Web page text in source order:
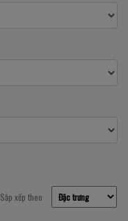
Sắp xếp theo